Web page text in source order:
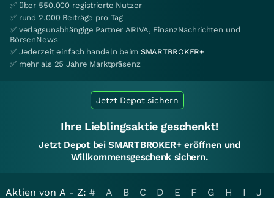
✅ über 550.000 registrierte Nutzer
✅ rund 2.000 Beiträge pro Tag
✅ verlagsunabhängige Partner ARIVA, FinanzNachrichten und
BörsenNews
✅ Jederzeit einfach handeln beim SMARTBROKER+
✅ mehr als 25 Jahre Marktpräsenz
Jetzt Depot sichern
Ihre Lieblingsaktie geschenkt!
Jetzt Depot bei SMARTBROKER+ eröffnen und
Willkommensgeschenk sichern.
Aktien von A - Z: # A B C D E F G H I
J